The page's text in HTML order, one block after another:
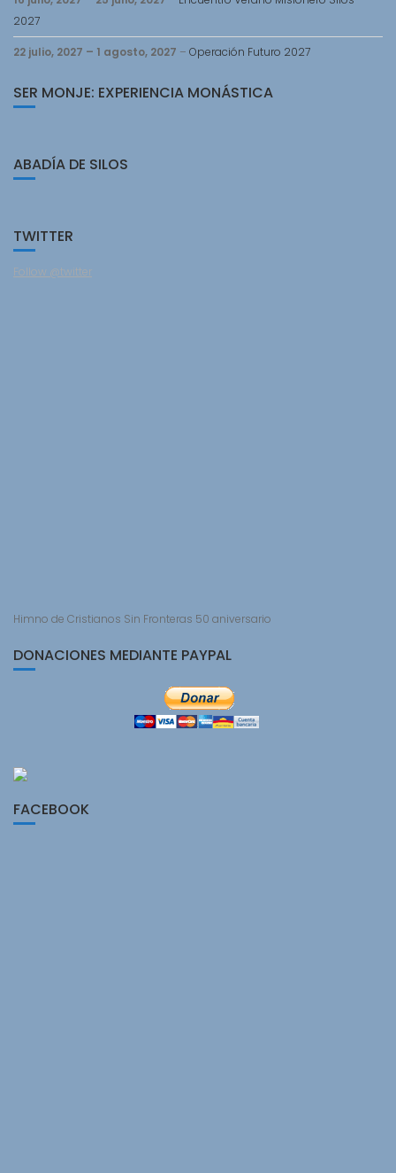
2027
22 julio, 2027 – 1 agosto, 2027 – Operación Futuro 2027
SER MONJE: EXPERIENCIA MONÁSTICA
ABADÍA DE SILOS
TWITTER
Follow @twitter
Himno de Cristianos Sin Fronteras 50 aniversario
DONACIONES MEDIANTE PAYPAL
FACEBOOK